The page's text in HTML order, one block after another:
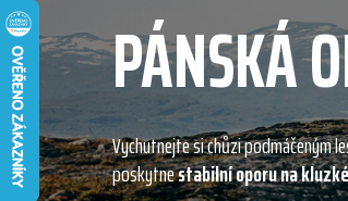
PÁNSKÁ
Vychutnejte si chůzi podmáčeným
poskytnestabilní oporu na